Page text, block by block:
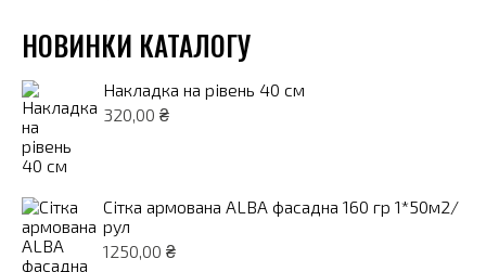
НОВИНКИ КАТАЛОГУ
Накладка на рівень 40 см
320,00 ₴
Сітка армована ALBA фасадна 160 гр 1*50м2/
рул
1250,00 ₴